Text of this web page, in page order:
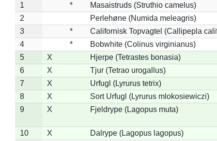
1 *
Masaistruds (Struthio camelus)
2
Perlehøne (Numida meleagris)
3
*
Californisk Topvagtel (Callipepla
4
*
Bobwhite (Colinus virginianus)
5
X
Hjerpe (Tetrastes bonasia)
6
X
Tjur (Tetrao urogallus)
7
X
Urfugl (Lyrurus tetrix)
8
X
Sort Urfugl (Lyrurus mlokosiewiczi)
9
X Fjeldrype (Lagopus muta)
10 X
Dalrype (Lagopus lagopus)